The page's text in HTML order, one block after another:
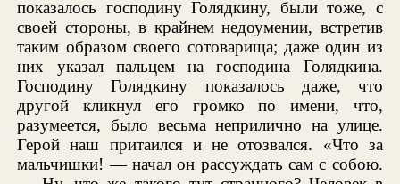
показалось господину Голядкину, были тоже, с
своей стороны, в крайнем недоумении, встретив
таким образом своего сотоварища; даже один из
них указал пальцем на господина Голядкина.
Господину Голядкину показалось даже, что
другой кликнул его громко по имени, что,
разумеется, было весьма неприлично на улице.
Герой наш притаился и не отозвался. «Что за
мальчишки! — начал он рассуждать сам с собою.